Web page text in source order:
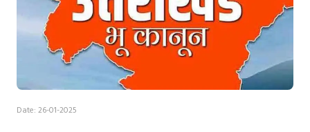
Date: 26-01-2025